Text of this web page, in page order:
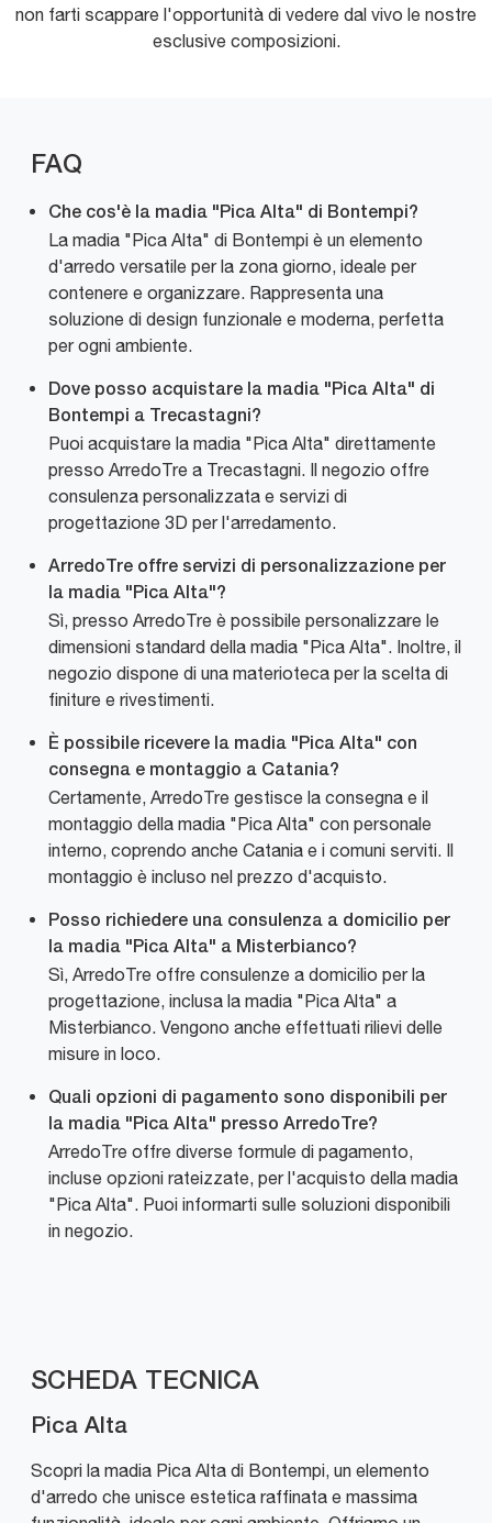
non farti scappare l'opportunità di vedere dal vivo le nostre
esclusive composizioni.
FAQ
Che cos'è la madia "Pica Alta" di Bontempi?
La madia "Pica Alta" di Bontempi è un elemento
d'arredo versatile per la zona giorno, ideale per
contenere e organizzare. Rappresenta una
soluzione di design funzionale e moderna, perfetta
per ogni ambiente.
Dove posso acquistare la madia "Pica Alta" di
Bontempi a Trecastagni?
Puoi acquistare la madia "Pica Alta" direttamente
presso ArredoTre a Trecastagni. Il negozio offre
consulenza personalizzata e servizi di
progettazione 3D per l'arredamento.
ArredoTre offre servizi di personalizzazione per
la madia "Pica Alta"?
Sì, presso ArredoTre è possibile personalizzare le
dimensioni standard della madia "Pica Alta". Inoltre, il
negozio dispone di una materioteca per la scelta di
finiture e rivestimenti.
È possibile ricevere la madia "Pica Alta" con
consegna e montaggio a Catania?
Certamente, ArredoTre gestisce la consegna e il
montaggio della madia "Pica Alta" con personale
interno, coprendo anche Catania e i comuni serviti. Il
montaggio è incluso nel prezzo d'acquisto.
Posso richiedere una consulenza a domicilio per
la madia "Pica Alta" a Misterbianco?
Sì, ArredoTre offre consulenze a domicilio per la
progettazione, inclusa la madia "Pica Alta" a
Misterbianco. Vengono anche effettuati rilievi delle
misure in loco.
Quali opzioni di pagamento sono disponibili per
la madia "Pica Alta" presso ArredoTre?
ArredoTre offre diverse formule di pagamento,
incluse opzioni rateizzate, per l'acquisto della madia
"Pica Alta". Puoi informarti sulle soluzioni disponibili
in negozio.
SCHEDA TECNICA
Pica Alta
Scopri la madia Pica Alta di Bontempi, un elemento
d'arredo che unisce estetica raffinata e massima